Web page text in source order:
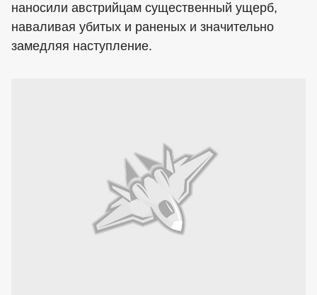
наносили австрийцам существенный ущерб,
наваливая убитых и раненых и значительно
замедляя наступление.